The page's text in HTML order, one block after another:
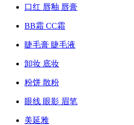
口红 唇釉 唇膏
BB霜 CC霜
睫毛膏 睫毛液
卸妆 底妆
粉饼 散粉
眼线 眼影 眉笔
美延雅